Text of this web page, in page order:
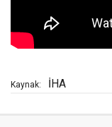
Kaynak: İHA